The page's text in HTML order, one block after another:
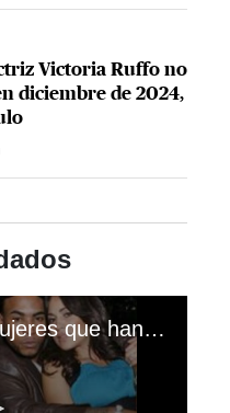
Victoria Ruffo no
diciembre de 2024,
¿Quiénes son las mujeres que han pasado por la vida de Don Omar?